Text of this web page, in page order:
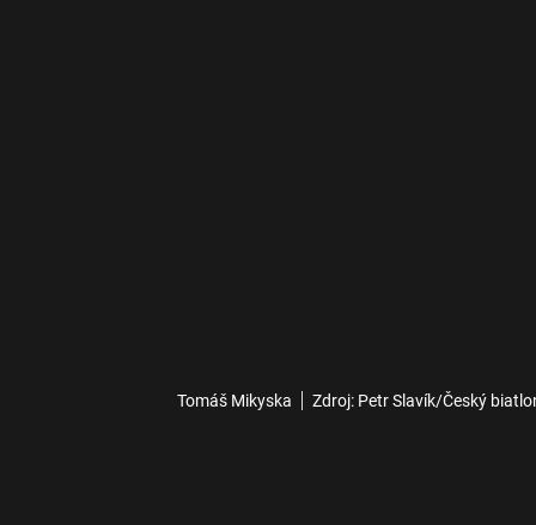
Tomáš Mikyska Zdroj: Petr Slavík/Český